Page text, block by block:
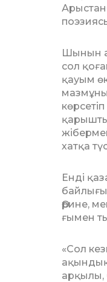
Шынын
сол
қауым
хатқа
Енді
Әрине,
ғымен
«Сол
арқылы,